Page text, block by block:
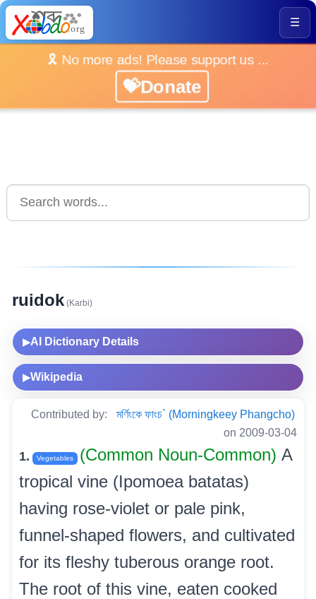
☰
🎗️ No more ads! Please support us ...
💝Donate
ruidok (Karbi)
▶AI Dictionary Details
▶Wikipedia
Contributed by:
মৰ্ণিংকে ফাংচ` (Morningkeey Phangcho)
on 2009-03-04
1. Vegetables (Common Noun-Common) A
tropical vine (Ipomoea batatas)
having rose-violet or pale pink,
funnel-shaped flowers, and cultivated
for its fleshy tuberous orange root.
The root of this vine, eaten cooked